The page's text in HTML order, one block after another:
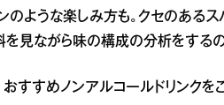
のような楽しみ方も。クセのある
を見ながら味の構成の分析をする
おすすめノンアルコールドリンクを